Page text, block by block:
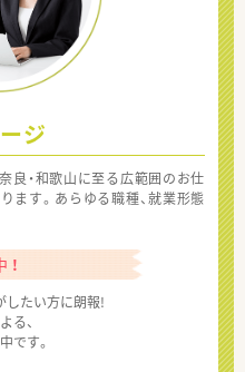
ジ
良・和歌山に至る広範囲のお仕
ます。あらゆる職種、就業形態
したい方に朗報!
る、
です。